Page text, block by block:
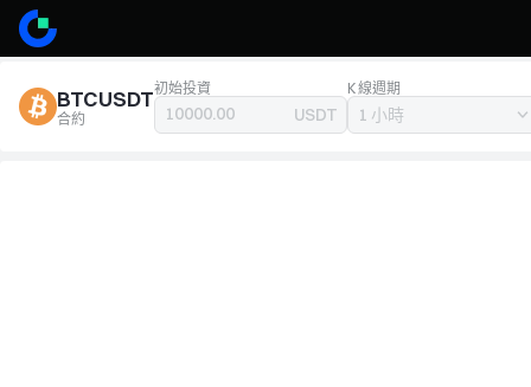
BTCUSDT
合約
初始投資
USDT
K 線週期